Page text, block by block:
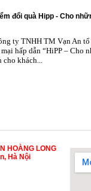
đổi quà Hipp - Cho
ty TNHH TM Vạn An
hấp dẫn “HiPP – Cho
khách...
HOÀNG LONG
Hà Nội